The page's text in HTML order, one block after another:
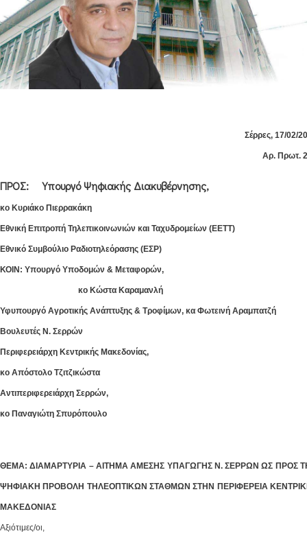
Σέρρες, 17/02/
Αρ. Πρωτ.
ΠΡΟΣ: Υπουργό Ψηφιακής Διακυβέρνησης,
κο Κυριάκο Πιερρακάκη
Εθνική Επιτροπή Τηλεπικοινωνιών και Ταχυδρομείων (ΕΕΤΤ)
Εθνικό Συμβούλιο Ραδιοτηλεόρασης (ΕΣΡ)
ΚΟΙΝ: Υπουργό Υποδομών & Μεταφορών,
κο Κώστα Καραμανλή
Υφυπουργό Αγροτικής Ανάπτυξης & Τροφίμων, κα Φωτεινή Αραμπατζή
Βουλευτές Ν. Σερρών
Περιφερειάρχη Κεντρικής Μακεδονίας,
κο Απόστολο Τζιτζικώστα
Αντιπεριφερειάρχη Σερρών,
κο Παναγιώτη Σπυρόπουλο
ΘΕΜΑ: ΔΙΑΜΑΡΤΥΡΙΑ – ΑΙΤΗΜΑ ΑΜΕΣΗΣ ΥΠΑΓΩΓΗΣ Ν. ΣΕΡΡΩΝ ΩΣ ΠΡΟΣ
ΨΗΦΙΑΚΗ ΠΡΟΒΟΛΗ ΤΗΛΕΟΠΤΙΚΩΝ ΣΤΑΘΜΩΝ ΣΤΗΝ ΠΕΡΙΦΕΡΕΙΑ
ΜΑΚΕΔΟΝΙΑΣ
Αξιότιμες/οι,